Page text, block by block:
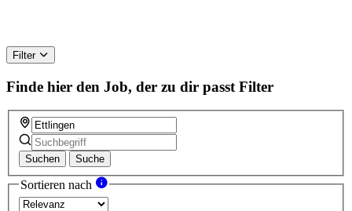
Filter
Finde hier den Job, der zu dir passt Filter
Suchen Suche
Sortieren nach